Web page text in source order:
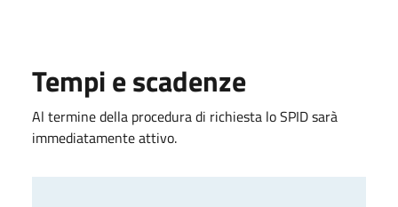
Tempi e scadenze
Al termine della procedura di richiesta lo SPID sarà
immediatamente attivo.